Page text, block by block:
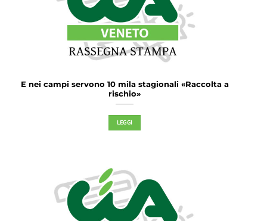
E nei campi servono 10 mila stagionali «Raccolta a
rischio»
LEGGI